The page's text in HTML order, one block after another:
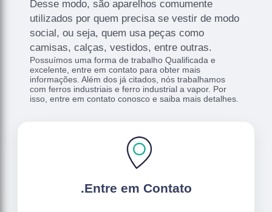
Desse modo, são aparelhos comumente
utilizados por quem precisa se vestir de modo
social, ou seja, quem usa peças como
camisas, calças, vestidos, entre outras.
Possuímos uma forma de trabalho Qualificada e
excelente, entre em contato para obter mais
informações. Além dos já citados, nós trabalhamos
com ferros industriais e ferro industrial a vapor. Por
isso, entre em contato conosco e saiba mais detalhes.
.Entre em Contato